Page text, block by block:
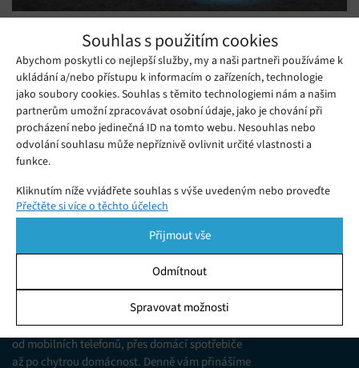
Souhlas s použitím cookies
Abychom poskytli co nejlepší služby, my a naši partneři používáme k
ukládání a/nebo přístupu k informacím o zařízeních, technologie
jako soubory cookies. Souhlas s těmito technologiemi nám a našim
partnerům umožní zpracovávat osobní údaje, jako je chování při
procházení nebo jedinečná ID na tomto webu. Nesouhlas nebo
odvolání souhlasu může nepříznivě ovlivnit určité vlastnosti a
funkce.
Kliknutím níže vyjádřete souhlas s výše uvedeným nebo proveďte
podrobnější rozhodnutí. Vaše volby budou použity pouze na tomto
pomocí přepínačů v Zásadách cookies nebo kliknutím na tlačítko
Spravovat souhlas ve spodní části obrazovky.
Ukládání a/nebo přístup k informacím v zařízení, Porozumění
publiku prostřednictvím statistik nebo kombinací údajů z
různých zdrojů.
Přečtěte si více o těchto účelech
Přijmout vše
Odmítnout
Spravovat možnosti
Tesla Roadster vs. Bondova auta: Musk
slibuje šílenou show
Pondělí 03. 11. 2025 Ivana
Tesla Roadster má létat! Elon Musk chystá šílenou premiéru,
která spojí Teslu a SpaceX. Připrav se na auto, co překoná i
bondovské legendy.
KDO JSME
Jsme web zajímající se o technologické novinky
od mobilních telefonů, přes domácí spotřebiče
až po chytrou domácnost. Denně vám přinášíme